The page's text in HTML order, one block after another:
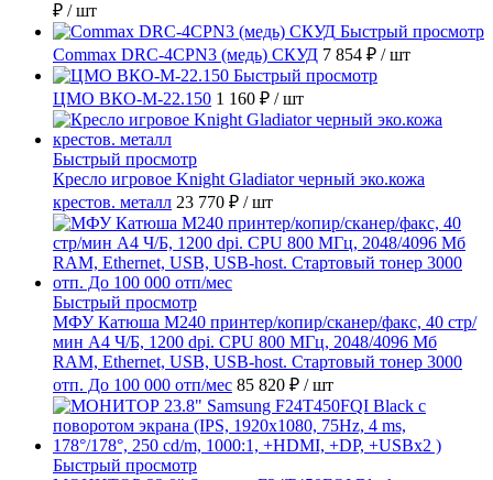
₽ / шт
Быстрый просмотр
Commax DRC-4CPN3 (медь) СКУД 7 854 ₽ / шт
Быстрый просмотр
ЦМО ВКО-М-22.150 1 160 ₽ / шт
Быстрый просмотр
Кресло игровое Knight Gladiator черный эко.кожа
крестов. металл 23 770 ₽ / шт
Быстрый просмотр
МФУ Катюша M240 принтер/копир/сканер/факс, 40 стр/
мин А4 Ч/Б, 1200 dpi. CPU 800 МГц, 2048/4096 Мб
RAM, Ethernet, USB, USB-host. Стартовый тонер 3000
отп. До 100 000 отп/мес 85 820 ₽ / шт
Быстрый просмотр